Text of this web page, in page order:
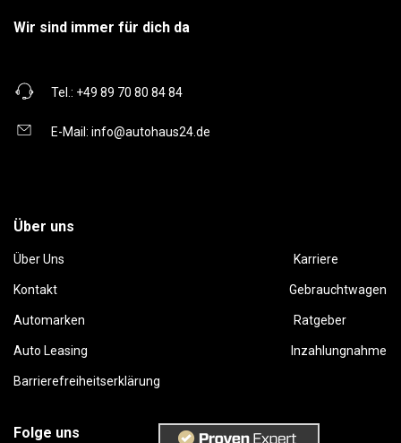
Wir sind immer für dich da
Tel.: +49 89 70 80 84 84
E-Mail: info@autohaus24.de
Über uns
Über Uns Karriere
Kontakt Gebrauchtwagen
Automarken Ratgeber
Auto Leasing Inzahlungnahme
Barrierefreiheitserklärung
Folge uns